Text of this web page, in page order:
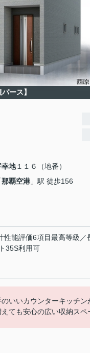
パース】
幸地１１６（地番）
那覇空港 」駅 徒歩156
能評価6項目最高等級
35S利用可
いいカウンターキッチ
ても安心の広い収納ス